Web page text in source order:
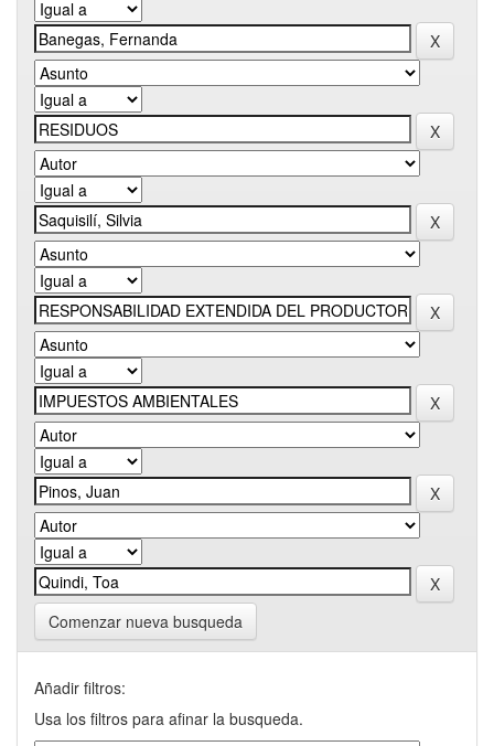
Comenzar nueva busqueda
Añadir filtros:
Usa los filtros para afinar la busqueda.